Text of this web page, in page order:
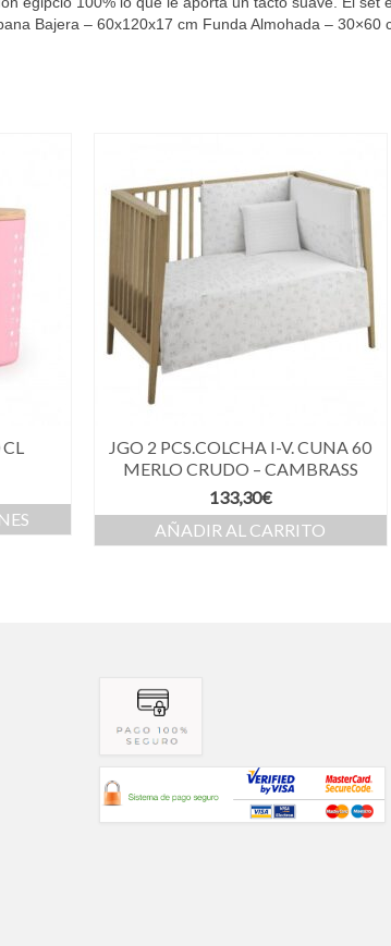
Bajera – 60x120x17 cm Funda Almohada – 30×60
JGO 2 PCS.COLCHA I-V. CUNA 60
MERLO CRUDO – CAMBRASS
133,30€
AÑADIR AL CARRITO